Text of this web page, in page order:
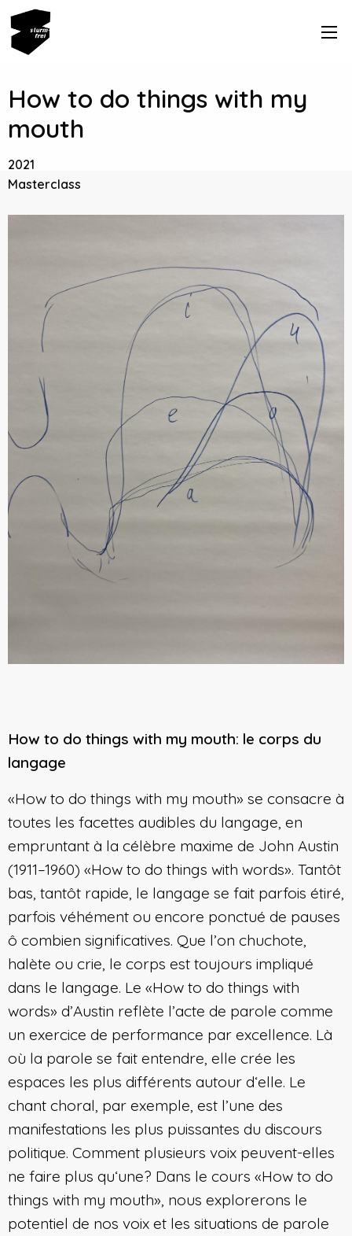
How to do things with my
mouth
2021
Masterclass
How to do things with my mouth: le corps du
langage
«How to do things with my mouth» se consacre à
toutes les facettes audibles du langage, en
empruntant à la célèbre maxime de John Austin
(1911–1960) «How to do things with words». Tantôt
bas, tantôt rapide, le langage se fait parfois étiré,
parfois véhément ou encore ponctué de pauses
ô combien significatives. Que l’on chuchote,
halète ou crie, le corps est toujours impliqué
dans le langage. Le «How to do things with
words» d’Austin reflète l’acte de parole comme
un exercice de performance par excellence. Là
où la parole se fait entendre, elle crée les
espaces les plus différents autour d‘elle. Le
chant choral, par exemple, est l’une des
manifestations les plus puissantes du discours
politique. Comment plusieurs voix peuvent-elles
ne faire plus qu‘une? Dans le cours «How to do
things with my mouth», nous explorerons le
potentiel de nos voix et les situations de parole